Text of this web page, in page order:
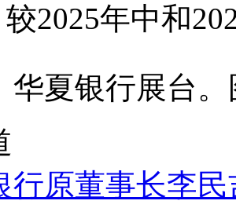
2025年中和
华夏银行展台
行原董事长李